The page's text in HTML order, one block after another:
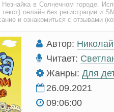
в Солнечном городе.
онлайн без регистрации и
и ознакомиться с отзывами
Автор:
Читает:
Жанры: Для
26.09.2021
09:06:00